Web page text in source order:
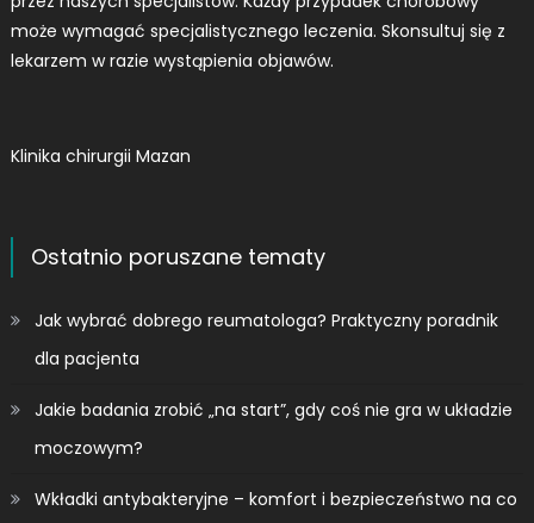
może wymagać specjalistycznego leczenia. Skonsultuj się z
lekarzem w razie wystąpienia objawów.
Klinika chirurgii Mazan
Ostatnio poruszane tematy
Jak wybrać dobrego reumatologa? Praktyczny poradnik
dla pacjenta
Jakie badania zrobić „na start”, gdy coś nie gra w układzie
moczowym?
Wkładki antybakteryjne – komfort i bezpieczeństwo na co